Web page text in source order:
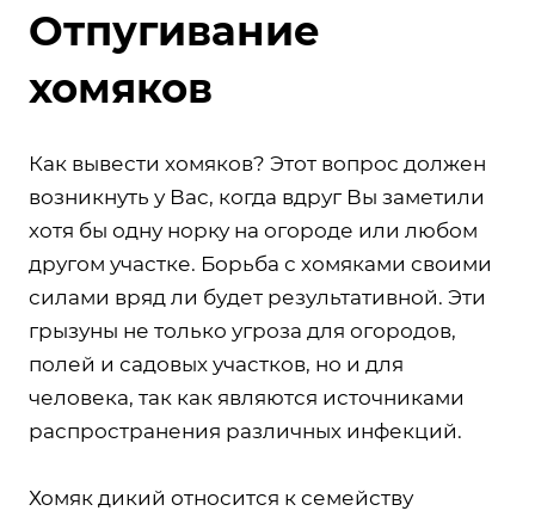
Отпугивание
хомяков
Как вывести хомяков? Этот вопрос должен
возникнуть у Вас, когда вдруг Вы заметили
хотя бы одну норку на огороде или любом
другом участке. Борьба с хомяками своими
силами вряд ли будет результативной. Эти
грызуны не только угроза для огородов,
полей и садовых участков, но и для
человека, так как являются источниками
распространения различных инфекций.
Хомяк дикий относится к семейству